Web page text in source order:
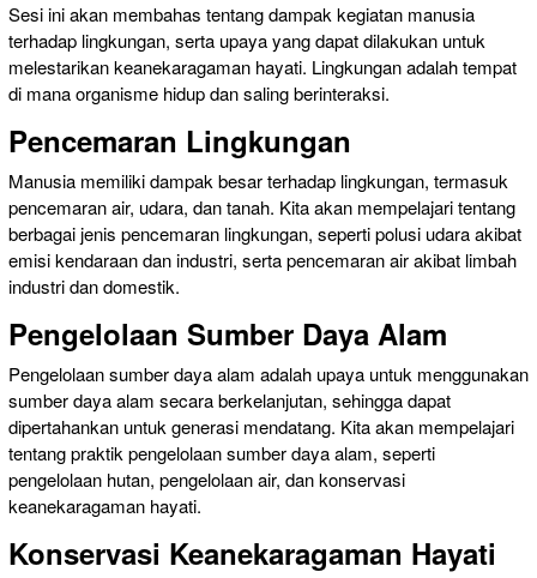
Sesi ini akan membahas tentang dampak kegiatan manusia
terhadap lingkungan, serta upaya yang dapat dilakukan untuk
melestarikan keanekaragaman hayati. Lingkungan adalah tempat
di mana organisme hidup dan saling berinteraksi.
Pencemaran Lingkungan
Manusia memiliki dampak besar terhadap lingkungan, termasuk
pencemaran air, udara, dan tanah. Kita akan mempelajari tentang
berbagai jenis pencemaran lingkungan, seperti polusi udara akibat
emisi kendaraan dan industri, serta pencemaran air akibat limbah
industri dan domestik.
Pengelolaan Sumber Daya Alam
Pengelolaan sumber daya alam adalah upaya untuk menggunakan
sumber daya alam secara berkelanjutan, sehingga dapat
dipertahankan untuk generasi mendatang. Kita akan mempelajari
tentang praktik pengelolaan sumber daya alam, seperti
pengelolaan hutan, pengelolaan air, dan konservasi
keanekaragaman hayati.
Konservasi Keanekaragaman Hayati